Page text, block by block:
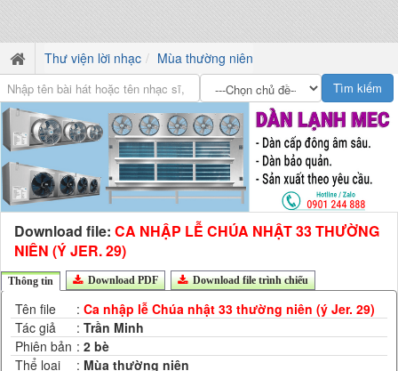
Thư viện lời nhạc Mùa thường niên
Download file: CA NHẬP LỄ CHÚA NHẬT 33 THƯỜNG
NIÊN (Ý JER. 29)
Thông tin Download PDF Download file trình chiếu
Tên file : Ca nhập lễ Chúa nhật 33 thường niên (ý Jer. 29)
Tác giả
: Trần Minh
Phiên bản : 2 bè
Thể loại
: Mùa thường niên